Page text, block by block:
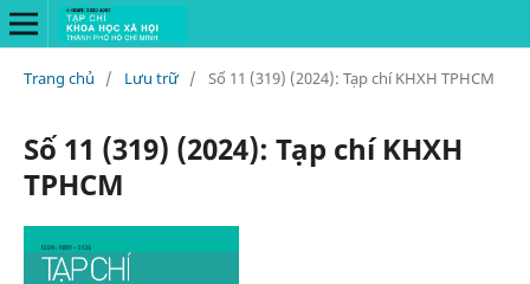
Trang chủ / Lưu trữ / Số 11 (319) (2024): Tạp chí KHXH TPHCM
Số 11 (319) (2024): Tạp chí KHXH
TPHCM